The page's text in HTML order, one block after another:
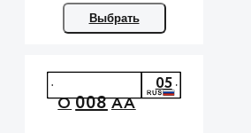
Выбрать
О008АА
05